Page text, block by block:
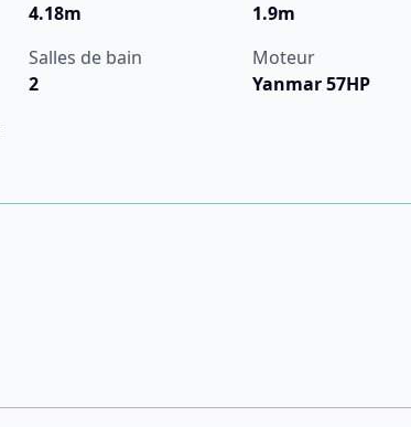
4.18m
1.9m
Salles de bain
2
Moteur
Yanmar 57HP